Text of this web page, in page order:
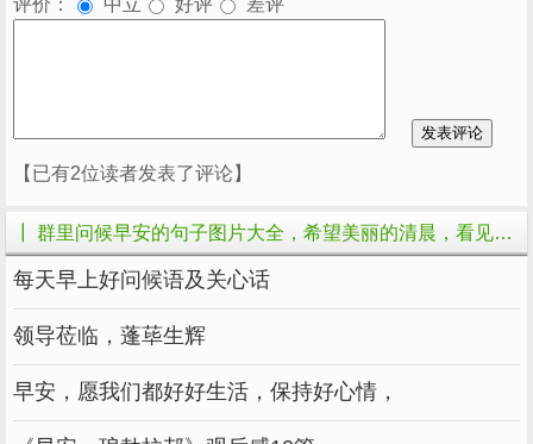
【已有2位读者发表了评论】
┃ 群里问候早安的句子图片大全，希望美丽的清晨，看见开心的你的相关文章
每天早上好问候语及关心话
领导莅临，蓬荜生辉
早安，愿我们都好好生活，保持好心情，